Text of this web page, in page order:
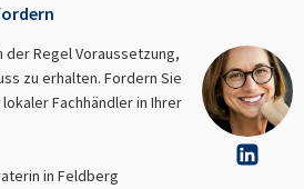
der Regel Voraussetzung,
zu erhalten. Fordern Sie
Fachhändler in Ihrer
in Feldberg